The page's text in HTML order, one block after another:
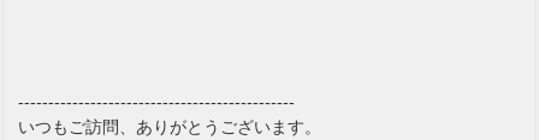
----------------------------------------------
いつもご訪問、ありがとうございます。